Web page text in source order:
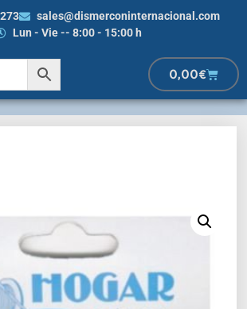
sales@dismerconinternacional.com
Lun - Vie -- 8:00 - 15:00 h
0,00€